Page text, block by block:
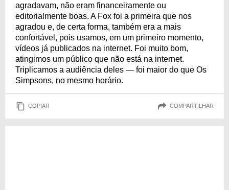
agradavam, não eram financeiramente ou
editorialmente boas. A Fox foi a primeira que nos
agradou e, de certa forma, também era a mais
confortável, pois usamos, em um primeiro momento,
vídeos já publicados na internet. Foi muito bom,
atingimos um público que não está na internet.
Triplicamos a audiência deles — foi maior do que Os
Simpsons, no mesmo horário.
COPIAR COMPARTILHAR